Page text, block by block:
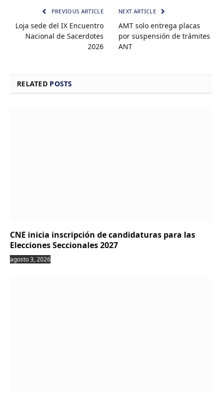
PREVIOUS ARTICLE
Loja sede del IX Encuentro
Nacional de Sacerdotes
2026
NEXT ARTICLE
AMT solo entrega placas
por suspensión de trámites
ANT
RELATED POSTS
CNE inicia inscripción de candidaturas para las
Elecciones Seccionales 2027
agosto 3, 2026